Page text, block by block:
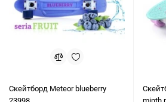
Скейтборд Meteor blueberry